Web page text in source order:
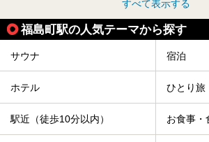
すべて表示する
福島町駅の人気テーマから探す
サウナ 宿泊
ホテル ひとり旅
駅近（徒歩10分以内） お食事・